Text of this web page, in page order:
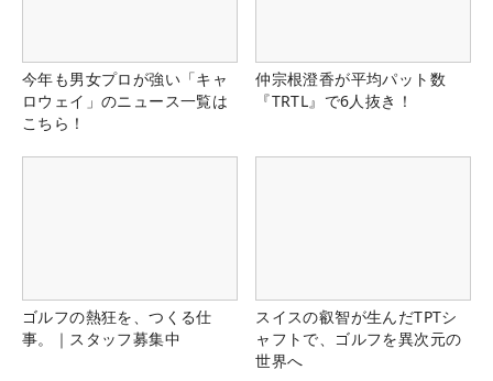
今年も男女プロが強い「キャ
ロウェイ」のニュース一覧は
こちら！
仲宗根澄香が平均パット数
『TRTL』で6人抜き！
ゴルフの熱狂を、つくる仕
事。｜スタッフ募集中
スイスの叡智が生んだTPTシ
ャフトで、ゴルフを異次元の
世界へ